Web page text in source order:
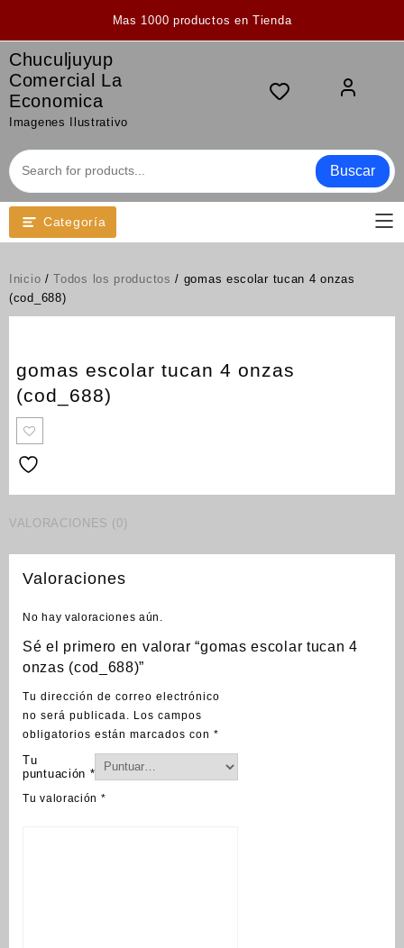
Mas 1000 productos en Tienda
Chuculjuyup
Comercial La
Economica
Imagenes Ilustrativo
Buscar
Categoría
Inicio /Todos los productos / gomas escolar tucan 4 onzas
(cod_688)
gomas escolar tucan 4 onzas
(cod_688)
VALORACIONES (0)
Valoraciones
No hay valoraciones aún.
Sé el primero en valorar “gomas escolar tucan 4
onzas (cod_688)”
Tu dirección de correo electrónico
no será publicada.
Los campos
obligatorios están marcados con *
Tu
puntuación *
Tu valoración *